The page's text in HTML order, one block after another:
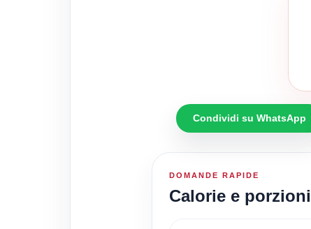
Condividi su WhatsApp
DOMANDE RAPIDE
Calorie e